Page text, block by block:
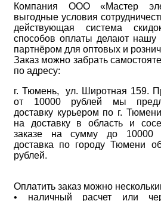
Компания ООО «Мастер
выгодные условия
действующая система
способов оплаты делают
партнёром для оптовых и
Заказ можно забрать
по адресу:
г. Тюмень, ул. Широтная 159.
от 10000 рублей мы
доставку курьером по г.
на доставку в область и
заказе на сумму до 10000
доставка по городу Тюмени
рублей.
Оплатить заказ можно
• наличный расчет или